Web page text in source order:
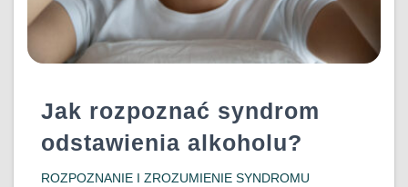
Jak rozpoznać syndrom
odstawienia alkoholu?
ROZPOZNANIE I ZROZUMIENIE SYNDROMU